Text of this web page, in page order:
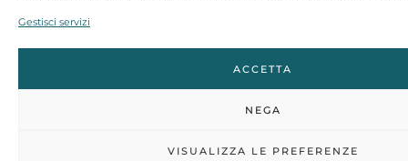
Gestisci servizi
ACCETTA
NEGA
VISUALIZZA LE PREFERENZE